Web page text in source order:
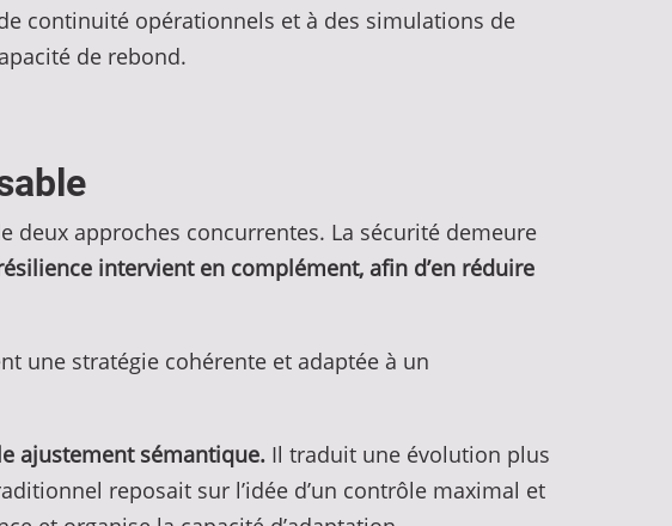
continuité opérationnels et à des simulations de
de rebond.
deux approches concurrentes. La sécurité demeure
intervient en complément, afin d’en réduire
une stratégie cohérente et adaptée à un
ajustement sémantique. Il traduit une évolution plus
reposait sur l’idée d’un contrôle maximal et